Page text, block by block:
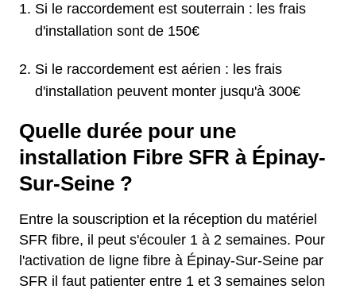
Si le raccordement est souterrain : les frais
d'installation sont de 150€
Si le raccordement est aérien : les frais
d'installation peuvent monter jusqu'à 300€
Quelle durée pour une
installation Fibre SFR à Épinay-
Sur-Seine ?
Entre la souscription et la réception du matériel
SFR fibre, il peut s'écouler 1 à 2 semaines. Pour
l'activation de ligne fibre à Épinay-Sur-Seine par
SFR il faut patienter entre 1 et 3 semaines selon